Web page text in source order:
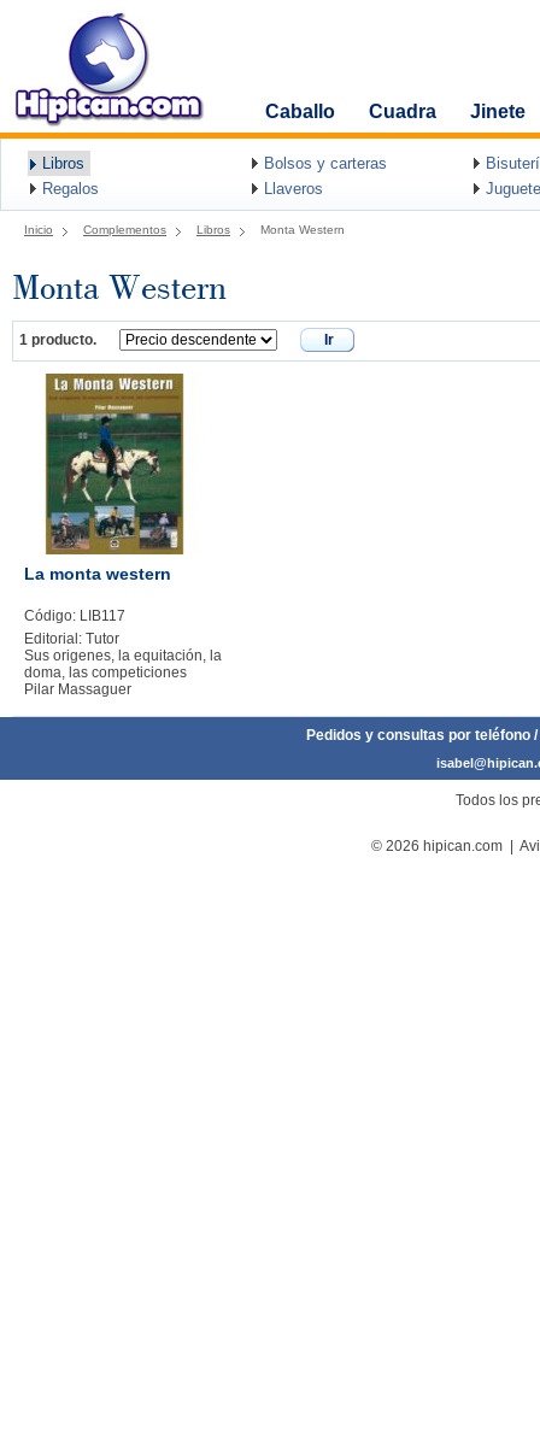
Caballo Cuadra Jinete
Libros Bolsos y carteras
Regalos
Llaveros
Inicio Complementos Libros Monta Western
Monta Western
1 producto. Ir
La monta western
Código: LIB117
Editorial: Tutor
Sus origenes, la equitación, la
doma, las competiciones
Pilar Massaguer
Pedidos y consultas por teléfono
Todos los
© 2026 hipican.com |